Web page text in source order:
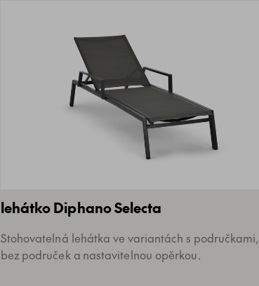
lehátko Diphano Selecta
Stohovatelná lehátka ve variantách s područkami,
bez područek a nastavitelnou opěrkou.